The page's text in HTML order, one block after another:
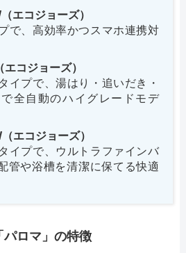
エコジョーズ）
で、高効率かつスマホ連携対
コジョーズ）
イプで、湯はり・追いだき・
全自動のハイグレードモデ
エコジョーズ）
イプで、ウルトラファインバ
管や浴槽を清潔に保てる快適
ロマ」の特徴